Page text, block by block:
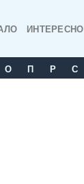
ИНТЕРЕСНО
О П Р С